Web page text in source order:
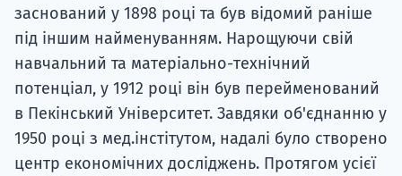
заснований у 1898 році та був відомий раніше
під іншим найменуванням. Нарощуючи свій
навчальний та матеріально-технічний
потенціал, у 1912 році він був перейменований
в Пекінський Університет. Завдяки об'єднанню у
1950 році з мед.інстітутом, надалі було створено
центр економічних досліджень. Протягом усієї